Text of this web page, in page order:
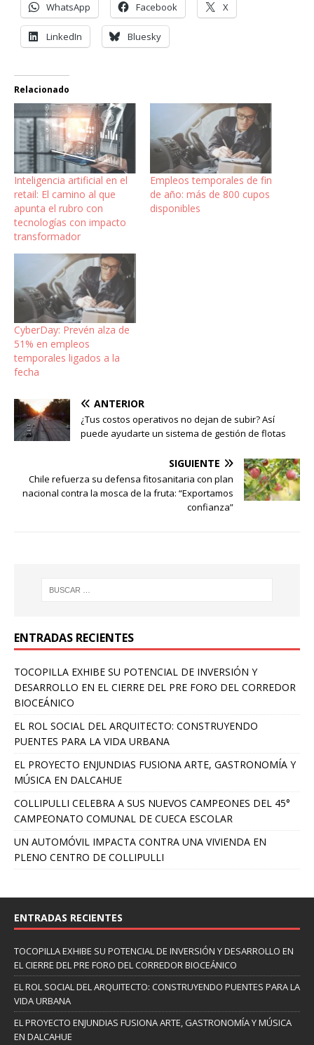
WhatsApp Facebook X
LinkedIn Bluesky
Relacionado
Inteligencia artificial en el
retail: El camino al que
apunta el rubro con
tecnologías con impacto
transformador
Empleos temporales de fin
de año: más de 800 cupos
disponibles
CyberDay: Prevén alza de
51% en empleos
temporales ligados a la
fecha
ANTERIOR
¿Tus costos operativos no dejan de subir? Así
puede ayudarte un sistema de gestión de flotas
SIGUIENTE
Chile refuerza su defensa fitosanitaria con plan
nacional contra la mosca de la fruta: “Exportamos
confianza”
ENTRADAS RECIENTES
TOCOPILLA EXHIBE SU POTENCIAL DE INVERSIÓN Y
DESARROLLO EN EL CIERRE DEL PRE FORO DEL CORREDOR
BIOCEÁNICO
EL ROL SOCIAL DEL ARQUITECTO: CONSTRUYENDO
PUENTES PARA LA VIDA URBANA
EL PROYECTO ENJUNDIAS FUSIONA ARTE, GASTRONOMÍA Y
MÚSICA EN DALCAHUE
COLLIPULLI CELEBRA A SUS NUEVOS CAMPEONES DEL 45°
CAMPEONATO COMUNAL DE CUECA ESCOLAR
UN AUTOMÓVIL IMPACTA CONTRA UNA VIVIENDA EN
PLENO CENTRO DE COLLIPULLI
ENTRADAS RECIENTES
TOCOPILLA EXHIBE SU POTENCIAL DE INVERSIÓN Y DESARROLLO EN
EL CIERRE DEL PRE FORO DEL CORREDOR BIOCEÁNICO
EL ROL SOCIAL DEL ARQUITECTO: CONSTRUYENDO PUENTES PARA LA
VIDA URBANA
EL PROYECTO ENJUNDIAS FUSIONA ARTE, GASTRONOMÍA Y MÚSICA
EN DALCAHUE